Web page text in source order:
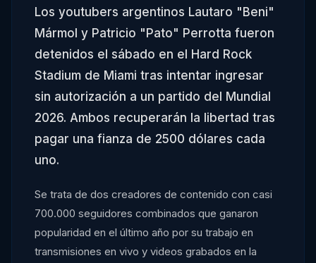
Los youtubers argentinos Lautaro "Beni"
Mármol y Patricio "Pato" Perrotta fueron
detenidos el sábado en el Hard Rock
Stadium de Miami tras intentar ingresar
sin autorización a un partido del Mundial
2026. Ambos recuperarán la libertad tras
pagar una fianza de 2500 dólares cada
uno.
Se trata de dos creadores de contenido con casi
700.000 seguidores combinados que ganaron
popularidad en el último año por su trabajo en
transmisiones en vivo y videos grabados en la